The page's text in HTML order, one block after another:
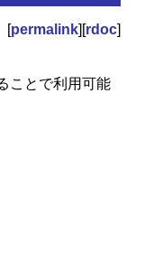
[permalink][rdoc]
ことで利用可能